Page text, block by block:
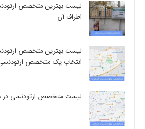
لیست بهترین متخصص
اطراف آن
لیست بهترین متخصص
انتخاب یک متخصص
لیست متخصص ارتودنسی در